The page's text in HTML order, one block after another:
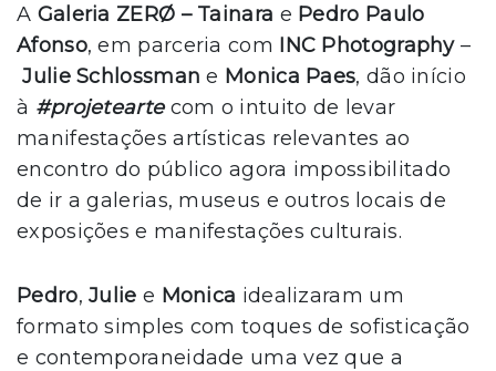
A Galeria ZERØ – Tainara e Pedro Paulo
Afonso, em parceria com INC Photography–
Julie Schlossmane Monica Paes, dão início
à #projeteartecom o intuito de levar
manifestações artísticas relevantes ao
encontro do público agora impossibilitado
de ir a galerias, museus e outros locais de
exposições e manifestações culturais.
Pedro, Julie e Monica idealizaram um
formato simples com toques de sofisticação
e contemporaneidade uma vez que a